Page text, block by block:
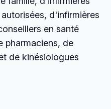
d'infirmières
en santé
pharmaciens, de
de kinésiologues